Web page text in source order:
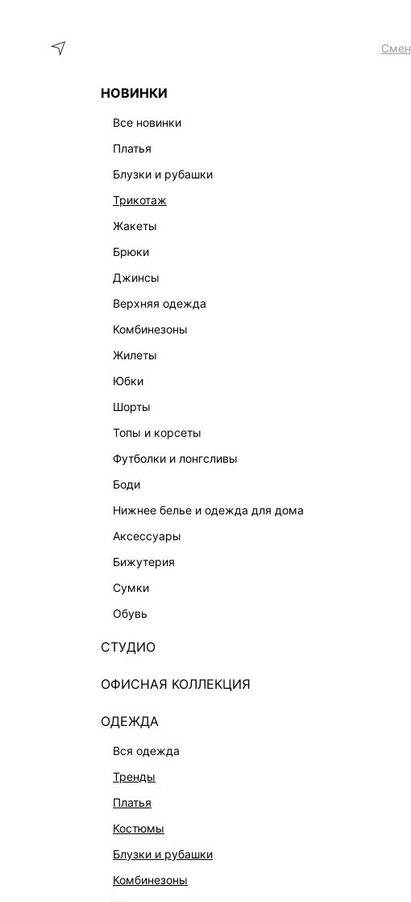
НОВИНКИ
все новинки
платья
блузки и рубашки
трикотаж
жакеты
брюки
джинсы
верхняя одежда
комбинезоны
жилеты
юбки
шорты
топы и корсеты
футболки и лонгсливы
боди
нижнее белье и одежда для дома
аксессуары
бижутерия
сумки
обувь
СТУДИО
ОФИСНАЯ КОЛЛЕКЦИЯ
ОДЕЖДА
вся одежда
тренды
платья
костюмы
блузки и рубашки
комбинезоны
ОДЕЖДА БРЮКИ-ПАЛАЦЦО СО ЛЬНОМ